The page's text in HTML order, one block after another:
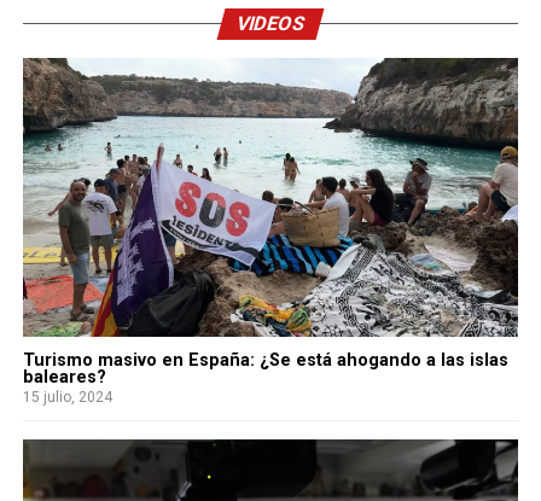
VIDEOS
Turismo masivo en España: ¿Se está ahogando a las islas
baleares?
15 julio, 2024